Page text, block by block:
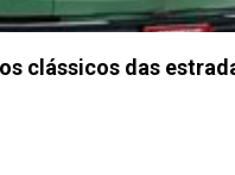
clássicos das